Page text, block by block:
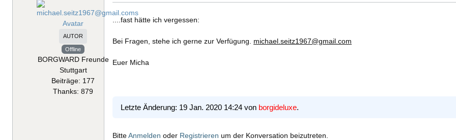
AUTOR
Offline
BORGWARD Freunde
Stuttgart
Beiträge: 177
Thanks: 879
....fast hätte ich vergessen:
Bei Fragen, stehe ich gerne zur Verfügung. michael.seitz1967@gmail.com
Euer Micha
Letzte Änderung: 19 Jan. 2020 14:24 von borgideluxe.
BitteAnmelden oder Registrieren um der Konversation beizutreten.